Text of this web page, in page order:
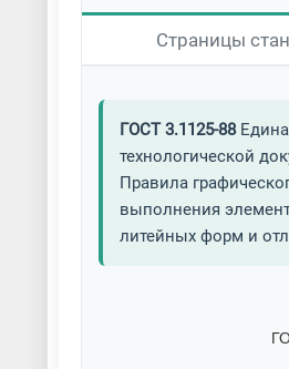
Страницы
ГОСТ 3.1125-88
технологической
Правила
выполнения
литейных форм и